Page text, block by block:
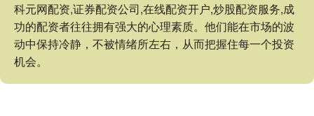
科元网配资,证券配资公司,在线配资开户,炒股配资服务,成
功的配资者往往拥有强大的心理素质。他们能在市场的波
动中保持冷静，不被情绪所左右，从而把握住每一个投资
机会。